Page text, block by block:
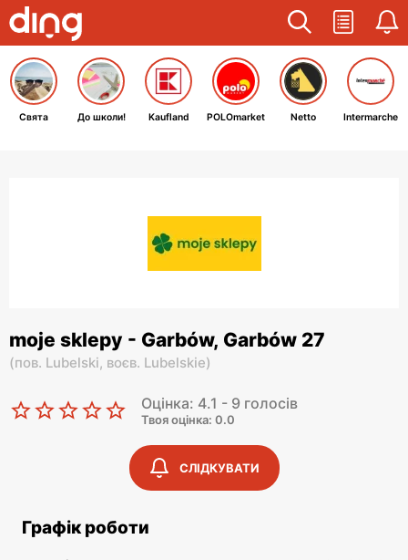
Свята До школи! Kaufland POLOmarket Netto Intermarche
moje sklepy - Garbów, Garbów 27
(пов. Lubelski, воєв. Lubelskie)
Оцінка: 4.1 - 9 голосів
Твоя оцінка: 0.0
СЛІДКУВАТИ
Графік роботи